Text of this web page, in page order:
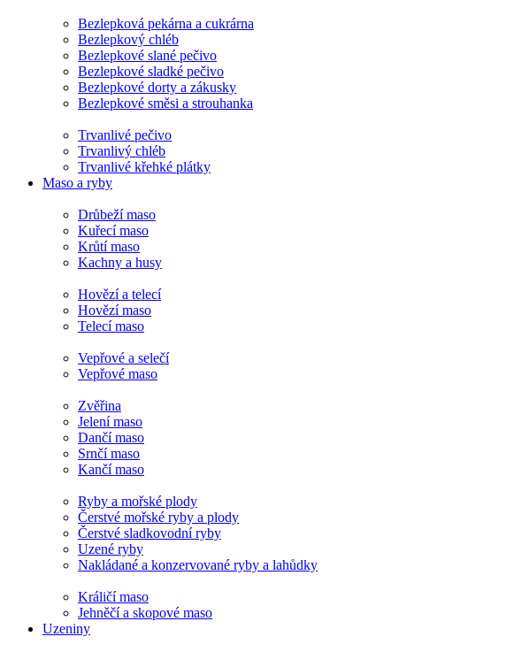
Bezlepková pekárna a cukrárna
Bezlepkový chléb
Bezlepkové slané pečivo
Bezlepkové sladké pečivo
Bezlepkové dorty a zákusky
Bezlepkové směsi a strouhanka
Trvanlivé pečivo
Trvanlivý chléb
Trvanlivé křehké plátky
Maso a ryby
Drůbeží maso
Kuřecí maso
Krůtí maso
Kachny a husy
Hovězí a telecí
Hovězí maso
Telecí maso
Vepřové a selečí
Vepřové maso
Zvěřina
Jelení maso
Dančí maso
Srnčí maso
Kančí maso
Ryby a mořské plody
Čerstvé mořské ryby a plody
Čerstvé sladkovodní ryby
Uzené ryby
Nakládané a konzervované ryby a lahůdky
Králičí maso
Jehněčí a skopové maso
Uzeniny